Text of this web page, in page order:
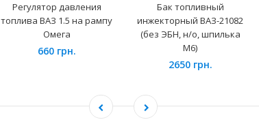
Регулятор давления
топлива ВАЗ 1.5 на рампу
Омега
660 грн.
Бак топливный
инжекторный ВАЗ-21082
(без ЭБН, н/о, шпилька
М6)
2650 грн.